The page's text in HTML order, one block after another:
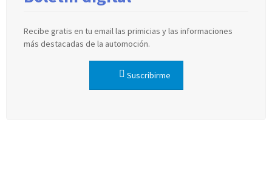
Recibe gratis en tu email las primicias y las informaciones
más destacadas de la automoción.
Suscribirme